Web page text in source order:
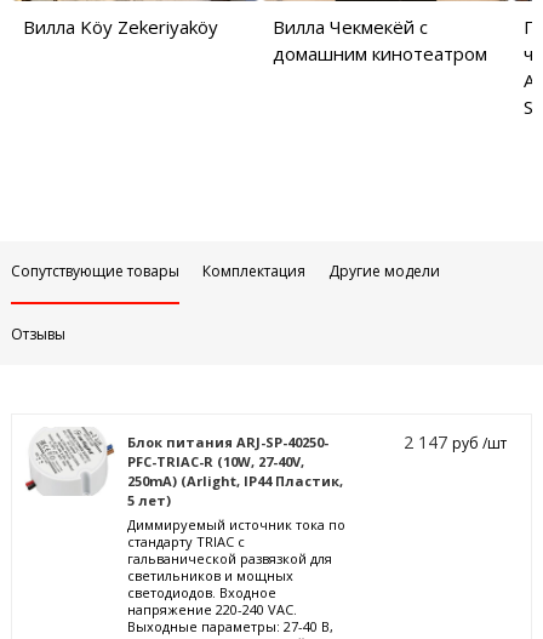
Вилла Köy Zekeriyaköy
Вилла Чекмекёй с
домашним кинотеатром
Сопутствующие товары Комплектация Другие модели
Отзывы
Блок питания ARJ-SP-40250-
PFC-TRIAC-R (10W, 27-40V,
250mA) (Arlight, IP44 Пластик,
5 лет)
Диммируемый источник тока по
стандарту TRIAC с
гальванической развязкой для
светильников и мощных
светодиодов. Входное
напряжение 220-240 VAC.
Выходные параметры: 27-40 В,
2 147руб /шт